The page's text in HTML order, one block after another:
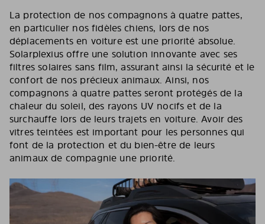
La protection de nos compagnons à quatre pattes,
en particulier nos fidèles chiens, lors de nos
déplacements en voiture est une priorité absolue.
Solarplexius offre une solution innovante avec ses
filtres solaires sans film, assurant ainsi la sécurité et le
confort de nos précieux animaux. Ainsi, nos
compagnons à quatre pattes seront protégés de la
chaleur du soleil, des rayons UV nocifs et de la
surchauffe lors de leurs trajets en voiture. Avoir des
vitres teintées est important pour les personnes qui
font de la protection et du bien-être de leurs
animaux de compagnie une priorité.